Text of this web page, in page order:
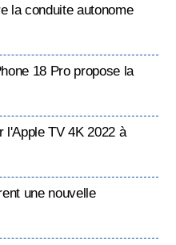
la conduite autonome
18 Pro propose la
l'Apple TV 4K 2022 à
une nouvelle